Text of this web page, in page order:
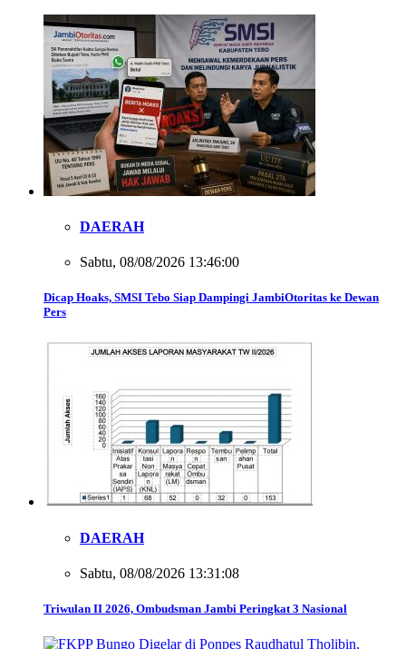
DAERAH
Sabtu, 08/08/2026 13:46:00
Dicap Hoaks, SMSI Tebo Siap Dampingi JambiOtoritas ke Dewan
Pers
DAERAH
Sabtu, 08/08/2026 13:31:08
Triwulan II 2026, Ombudsman Jambi Peringkat 3 Nasional